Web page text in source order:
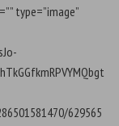
type=”image”
629565